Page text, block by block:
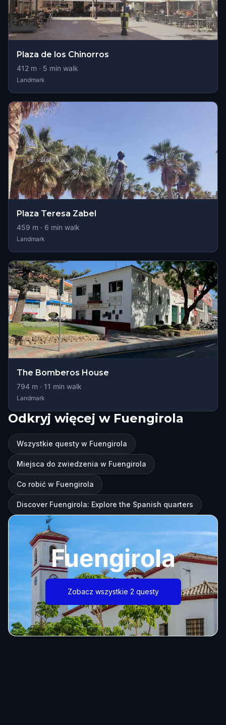
Plaza de los Chinorros
412 m · 5 min walk
Landmark
Plaza Teresa Zabel
459 m · 6 min walk
Landmark
The Bomberos House
794 m · 11 min walk
Landmark
Odkryj więcej w Fuengirola
Wszystkie questy w Fuengirola
Miejsca do zwiedzenia w Fuengirola
Co robić w Fuengirola
Discover Fuengirola: Explore the Spanish quarters
Fuengirola
Zobacz wszystkie 2 questy